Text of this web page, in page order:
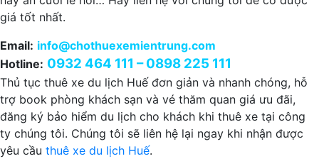
giá tốt nhất.
Email: info@chothuexemientrung.com
Hotline: 0932 464 111 – 0898 225 111
Thủ tục thuê xe du lịch Huế đơn giản và nhanh chóng, hỗ
trợ book phòng khách sạn và vé thăm quan giá ưu đãi,
đăng ký bảo hiểm du lịch cho khách khi thuê xe tại công
ty chúng tôi. Chúng tôi sẽ liên hệ lại ngay khi nhận được
yêu cầu thuê xe du lịch Huế.